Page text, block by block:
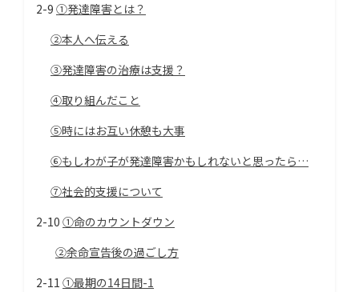
2-9 ①発達障害とは？
②本人へ伝える
③発達障害の治療は支援？
④取り組んだこと
⑤時にはお互い休憩も大事
⑥もしわが子が発達障害かもしれないと思ったら…
⑦社会的支援について
2-10 ①命のカウントダウン
②余命宣告後の過ごし方
2-11 ①最期の14日間-1